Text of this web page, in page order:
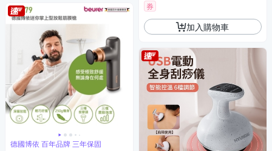
德國博依 百年品牌 三年保固
券
加入購物車